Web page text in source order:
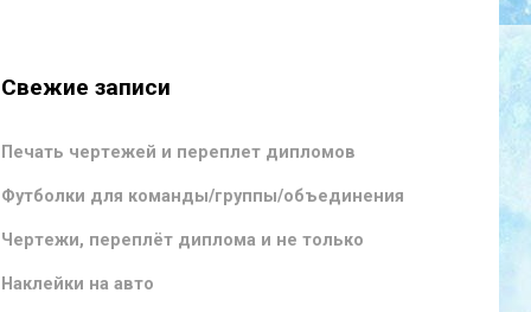
Свежие записи
Печать чертежей и переплет дипломов
Футболки для команды/группы/объединения
Чертежи, переплёт диплома и не только
Наклейки на авто